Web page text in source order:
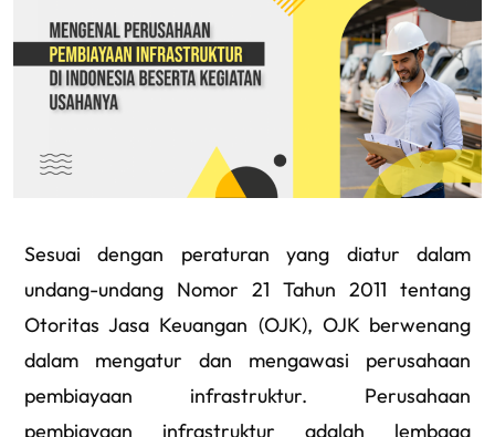
Sesuai dengan peraturan yang diatur dalam
undang-undang Nomor 21 Tahun 2011 tentang
Otoritas Jasa Keuangan (OJK), OJK berwenang
dalam mengatur dan mengawasi perusahaan
pembiayaan infrastruktur. Perusahaan
pembiayaan infrastruktur adalah lembaga